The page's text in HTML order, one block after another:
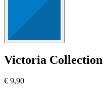
Victoria Collection
€ 9,90